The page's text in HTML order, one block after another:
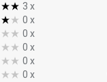
3 x
0 x
0 x
0 x
0 x
0 x